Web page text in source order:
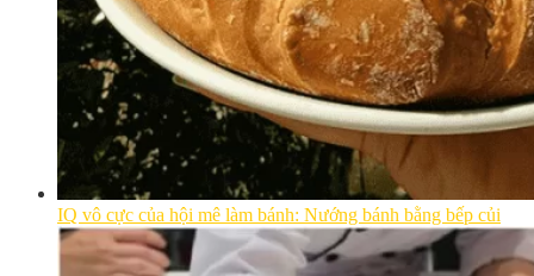
IQ vô cực của hội mê làm bánh: Nướng bánh bằng bếp củi